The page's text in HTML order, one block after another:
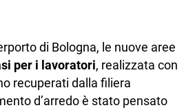
di Bologna, le nuove aree
per i lavoratori, realizzata con
recuperati dalla filiera
d’arredo è stato pensato